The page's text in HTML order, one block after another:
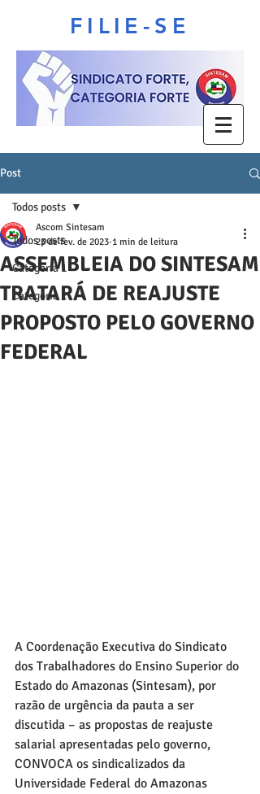
FILIE-SE
Post
Todos posts
Categoria 1
Categoria 2
Todos posts
ASSEMBLEIA DO SINTESAM
TRATARÁ DE REAJUSTE
PROPOSTO PELO GOVERNO
FEDERAL
Ascom Sintesam
23 de fev. de 2023 1 min de leitura
A Coordenação Executiva do Sindicato
dos Trabalhadores do Ensino Superior do
Estado do Amazonas (Sintesam), por
razão de urgência da pauta a ser
discutida – as propostas de reajuste
salarial apresentadas pelo governo,
CONVOCA os sindicalizados da
Universidade Federal do Amazonas